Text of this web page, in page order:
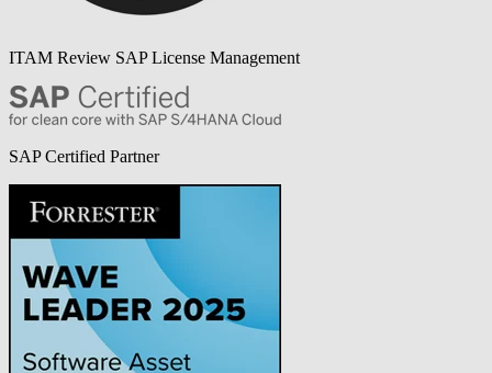
ITAM Review SAP License Management
SAP Certified Partner